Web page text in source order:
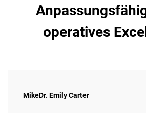
operatives
MikeDr. Emily Carter